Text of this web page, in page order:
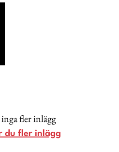
fler inlägg
du fler inlägg